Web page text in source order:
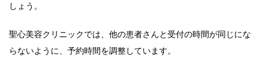
しょう。
聖心美容クリニックでは、他の患者さんと受付の時間が同じにな
らないように、予約時間を調整しています。